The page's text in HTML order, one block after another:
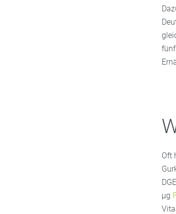
Oft
µg